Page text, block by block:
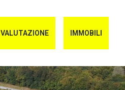
Secondario
VALUTAZIONE IMMOBILI